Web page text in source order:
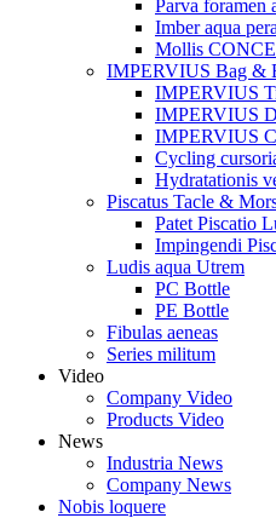
Parva foramen
Imber aqua pera
Mollis
IMPERVIUS Bag &
IMPERVIUS
IMPERVIUS
IMPERVIUS
Cycling
Hydratationis
Piscatus Tacle &
Patet Piscatio
Impingendi
Ludis aqua Utrem
PC Bottle
PE Bottle
Fibulas aeneas
Series militum
Video
Company Video
Products Video
News
Industria News
Company News
Nobis loquere